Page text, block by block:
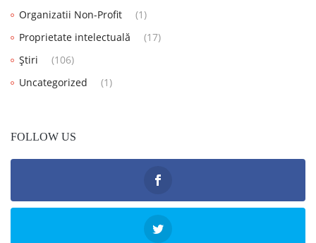
Organizatii Non-Profit
(1)
Proprietate intelectuală
(17)
Știri
(106)
Uncategorized
(1)
FOLLOW US